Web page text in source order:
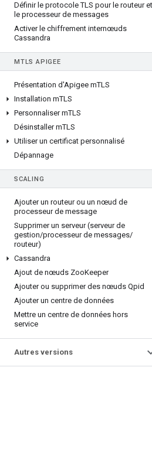
Définir le protocole TLS pour le routeur et
le processeur de messages
Activer le chiffrement internœuds
Cassandra
MTLS APIGEE
Présentation d'Apigee mTLS
Installation mTLS
Personnaliser mTLS
Désinstaller mTLS
Utiliser un certificat personnalisé
Dépannage
SCALING
Ajouter un routeur ou un nœud de
processeur de message
Supprimer un serveur (serveur de
gestion/processeur de messages/
routeur)
Cassandra
Ajout de nœuds ZooKeeper
Ajouter ou supprimer des nœuds Qpid
Ajouter un centre de données
Mettre un centre de données hors
service
Autres versions